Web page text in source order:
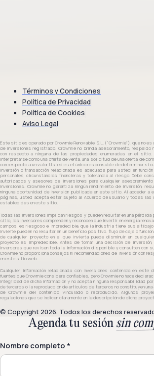
Términos y Condiciones
Política de Privacidad
Política de Cookies
Aviso Legal
Este sitio es operado por Crowmie Renovable, S.L. (“Crowmie”), que no
de inversiones registrado. Crowmie no brinda asesoramiento, respaldo
con respecto a ninguna de las propiedades enumeradas en el
interpretarse como una oferta de venta, una solicitud de una oferta de
con respecto a un valor. Usted es el único responsable de determinar si
inversión o transacción relacionada es adecuada para usted en
personales, circunstancias financieras y tolerancia al riesgo. Debe
autorizados y asesores de inversiones para cualquier
inversiones. Crowmie no garantiza ningún rendimiento de inversión,
ninguna oportunidad de inversión publicada en este sitio. Al acceder
páginas, usted acepta estar sujeto al Acuerdo de usuario y todas las
establecidas en este sitio.
Todas las inversiones implican riesgos y pueden resultar en una
sitio, los inversores comprenden y reconocen que invertir en energía
campos, es riesgoso e impredecible, que la industria tiene sus
invierte pueden no resultar en un beneficio positivo. flujo de caja o
de cualquier proyecto en el que invierta puede disminuir en
proyecto es impredecible. Antes de tomar una decisión de
inversores que revisen toda la información disponible y consulten con
Crowmie no proporciona consejos ni recomendaciones de inversión con
en este sitio web.
Cualquier información relacionada con inversiones contenida en este
fuentes que Crowmie considera confiables, pero Crowmie no hace
integridad de dicha información y no acepta ninguna responsabilidad
de terceros o la reproducción de artículos de terceros no constituyen
de Crowmie del contenido vinculado o reproducido. Algunos
regulaciones que se indican claramente en la descripción de dicho
© Copyright 2026. Todos los derechos
Agenda tu sesión sin
Nombre completo *